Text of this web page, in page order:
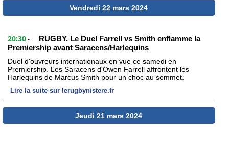
Vendredi 22 mars 2024
20:30 -
RUGBY. Le Duel Farrell vs Smith enflamme la
Premiership avant Saracens/Harlequins
Duel d'ouvreurs internationaux en vue ce samedi en
Premiership. Les Saracens d'Owen Farrell affrontent les
Harlequins de Marcus Smith pour un choc au sommet.
Lire la suite sur lerugbynistere.fr
Jeudi 21 mars 2024